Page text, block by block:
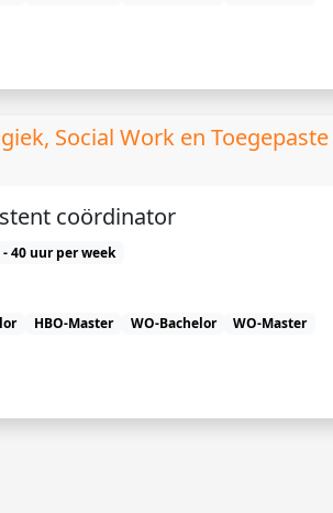
Social Work en Toegepaste
coördinator
- 40 uur per week
HBO-Master WO-Bachelor
WO-Master